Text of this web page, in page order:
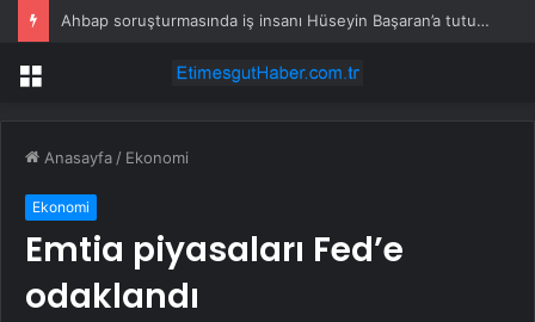
Ahbap soruşturmasında iş insanı Hüseyin Başaran’a tutuklama talebi
Menü
Anasayfa / Ekonomi
Ekonomi
Emtia piyasaları Fed’e
odaklandı